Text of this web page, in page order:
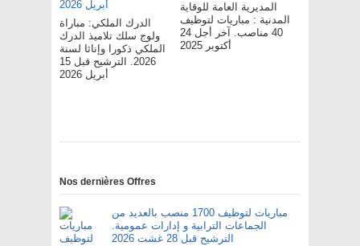
الدرك الملكي: مباراة
ولوج سلك تلاميذ الدرك
الملكي ذكورا وإناثا لسنة
2026. الترشيح قبل 15
أبريل 2026
المديرية العامة للوقاية
المدنية : مباريات لتوظيف
40 مناصب. آخر أجل 24
أكتوبر 2025
Nos dernières Offres
مباريات لتوظيف 1700 منصب بالعديد من
الجماعات الترابية و إدارات عمومية.
الترشيح قبل 28 غشت 2026